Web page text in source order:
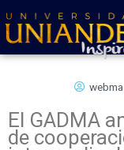
al
contenido
El GADMA
de